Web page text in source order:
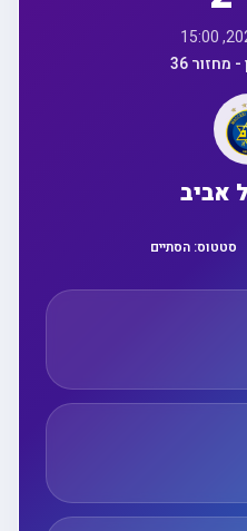
36
אביב
סטטוס:הסתיים